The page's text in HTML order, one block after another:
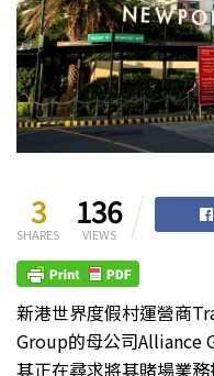
3
SHARES
136
VIEWS
新港世界度假村運營商
Group的母公司Alliance
其正在尋求將其賭場業